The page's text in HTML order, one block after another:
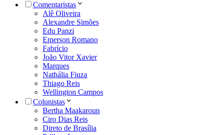
Comentaristas
Alê Oliveira
Alexandre Simões
Edu Panzi
Emerson Romano
Fabrício
João Vitor Xavier
Marques
Nathália Fiuza
Thiago Reis
Wellington Campos
Colunistas
Bertha Maakaroun
Ciro Dias Reis
Direto de Brasília